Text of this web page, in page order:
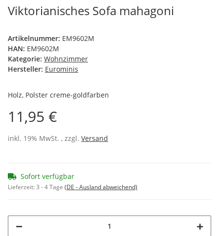
Viktorianisches Sofa mahagoni
Artikelnummer: EM9602M
HAN: EM9602M
Kategorie: Wohnzimmer
Hersteller: Eurominis
Holz, Polster creme-goldfarben
11,95 €
inkl. 19% MwSt. , zzgl. Versand
Sofort verfügbar
Lieferzeit:3 - 4 Tage (DE - Ausland abweichend)